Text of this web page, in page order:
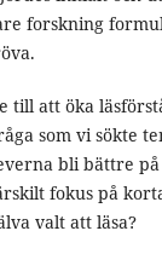
forskning
till att öka
som vi sökte
bli bättre
fokus på
valt att läsa?